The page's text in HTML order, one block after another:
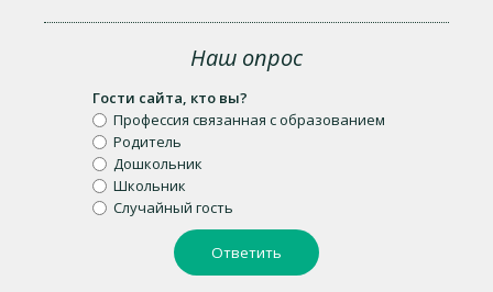
Наш опрос
Гости сайта, кто вы?
Профессия связанная с образованием
Родитель
Дошкольник
Школьник
Случайный гость